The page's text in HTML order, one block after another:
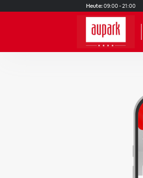
Heute: 09:00 - 21:00